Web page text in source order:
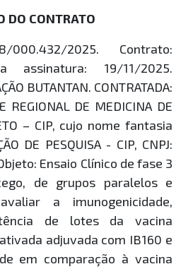
DO CONTRATO
000.432/2025. Contrato:
assinatura: 19/11/2025.
BUTANTAN. CONTRATADA:
REGIONAL DE MEDICINA DE
– CIP, cujo nome fantasia
DE PESQUISA - CIP, CNPJ:
Ensaio Clínico de fase 3
de grupos paralelos e
a imunogenicidade,
de lotes da vacina
adjuvada com IB160 e
em comparação à vacina